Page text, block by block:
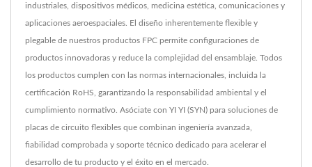
industriales, dispositivos médicos, medicina estética, comunicaciones y
aplicaciones aeroespaciales. El diseño inherentemente flexible y
plegable de nuestros productos FPC permite configuraciones de
productos innovadoras y reduce la complejidad del ensamblaje. Todos
los productos cumplen con las normas internacionales, incluida la
certificación RoHS, garantizando la responsabilidad ambiental y el
cumplimiento normativo. Asóciate con YI YI (SYN) para soluciones de
placas de circuito flexibles que combinan ingeniería avanzada,
fiabilidad comprobada y soporte técnico dedicado para acelerar el
desarrollo de tu producto y el éxito en el mercado.